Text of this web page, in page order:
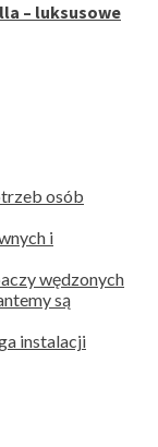
– luksusowe
osób
i
wędzonych
są
instalacji